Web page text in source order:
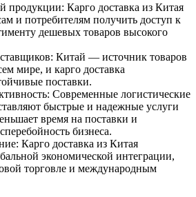
продукции: Карго доставка из Китая
и потребителям получить доступ к
дешевых товаров высокого
Китай — источник товаров
мире, и карго доставка
поставки.
Современные логистические
быстрые и надежные услуги
время на поставки и
бизнеса.
Карго доставка из Китая
экономической интеграции,
торговле и международным